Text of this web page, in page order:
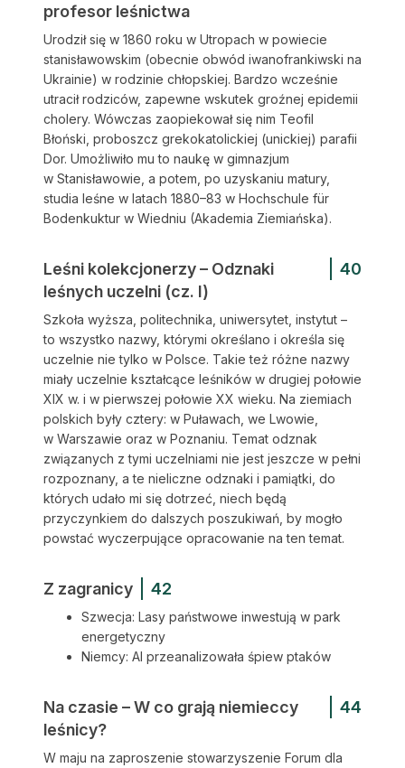
profesor leśnictwa
Urodził się w 1860 roku w Utropach w powiecie
stanisławowskim (obecnie obwód iwanofrankiwski na
Ukrainie) w rodzinie chłopskiej. Bardzo wcześnie
utracił rodziców, zapewne wskutek groźnej epidemii
cholery. Wówczas zaopiekował się nim Teofil
Błoński, proboszcz grekokatolickiej (unickiej) parafii
Dor. Umożliwiło mu to naukę w gimnazjum
w Stanisławowie, a potem, po uzyskaniu matury,
studia leśne w latach 1880–83 w Hochschule für
Bodenkuktur w Wiedniu (Akademia Ziemiańska).
Leśni kolekcjonerzy – Odznaki
leśnych uczelni (cz. I)
40
Szkoła wyższa, politechnika, uniwersytet, instytut –
to wszystko nazwy, którymi określano i określa się
uczelnie nie tylko w Polsce. Takie też różne nazwy
miały uczelnie kształcące leśników w drugiej połowie
XIX w. i w pierwszej połowie XX wieku. Na ziemiach
polskich były cztery: w Puławach, we Lwowie,
w Warszawie oraz w Poznaniu. Temat odznak
związanych z tymi uczelniami nie jest jeszcze w pełni
rozpoznany, a te nieliczne odznaki i pamiątki, do
których udało mi się dotrzeć, niech będą
przyczynkiem do dalszych poszukiwań, by mogło
powstać wyczerpujące opracowanie na ten temat.
Z zagranicy 42
Szwecja: Lasy państwowe inwestują w park
energetyczny
Niemcy: AI przeanalizowała śpiew ptaków
Na czasie – W co grają niemieccy
leśnicy?
44
W maju na zaproszenie stowarzyszenie Forum dla